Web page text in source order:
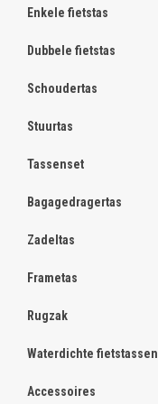
Enkele fietstas
Dubbele fietstas
Schoudertas
Stuurtas
Tassenset
Bagagedragertas
Zadeltas
Frametas
Rugzak
Waterdichte fietstassen
Accessoires
.
.
.
.